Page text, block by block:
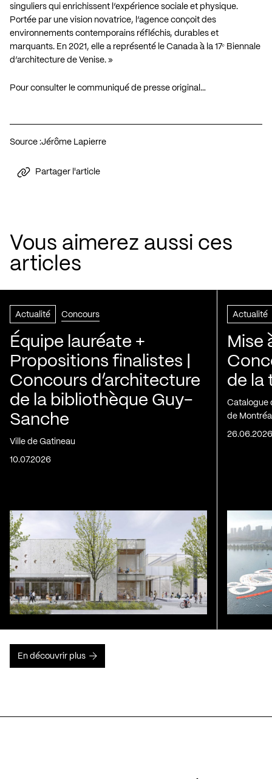
singuliers qui enrichissent l’expérience sociale et physique.
Portée par une vision novatrice, l’agence conçoit des
environnements contemporains réfléchis, durables et
marquants. En 2021, elle a représenté le Canada à la 17ᵉ Biennale
d’architecture de Venise. »
Pour consulter le communiqué de presse original…
Source :Jérôme Lapierre
Partager l'article
Vous aimerez aussi ces
articles
Actualité Concours
Équipe lauréate +
Propositions finalistes |
Concours d’architecture
de la bibliothèque Guy-
Sanche
Ville de Gatineau
10.07.2026
Actualité
Mise
de la
Catalogue
de
En découvrir plus